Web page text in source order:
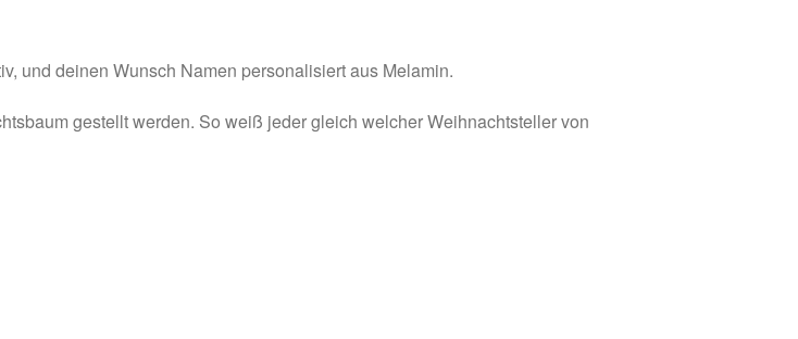
und deinen Wunsch Namen personalisiert aus Melamin.
gestellt werden. So weiß jeder gleich welcher Weihnachtsteller von